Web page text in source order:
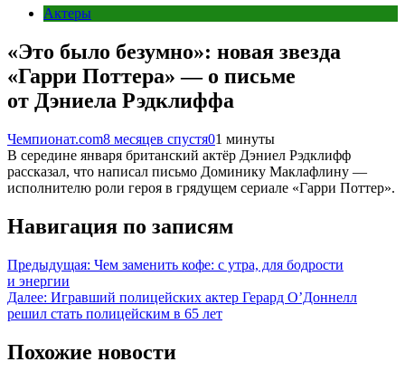
Актеры
«Это было безумно»: новая звезда
«Гарри Поттера» — о письме
от Дэниела Рэдклиффа
Чемпионат.com8 месяцев спустя01 минуты
В середине января британский актёр Дэниел Рэдклифф
рассказал, что написал письмо Доминику Маклафлину —
исполнителю роли героя в грядущем сериале «Гарри Поттер».
Навигация по записям
Предыдущая: Чем заменить кофе: с утра, для бодрости
и энергии
Далее: Игравший полицейских актер Герард О’Доннелл
решил стать полицейским в 65 лет
Похожие новости